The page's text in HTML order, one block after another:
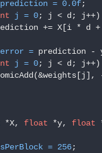
prediction = 0.0f;
j = 0; j < d;
+= X[i * d +
error = prediction -
j = 0; j < d;
*X, float *y, float
= 256;